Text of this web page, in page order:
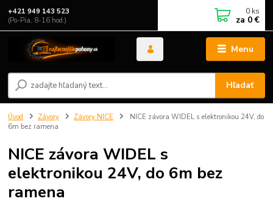
Menu
Hľadať
+421 949 143 523
(Po-Pia, 8-16 hod.)
0 ks
za 0 €
Úvod Závory Závory NICE
NICE závora WIDEL s elektronikou 24V, do
6m bez ramena
NICE závora WIDEL s
elektronikou 24V, do 6m bez
ramena